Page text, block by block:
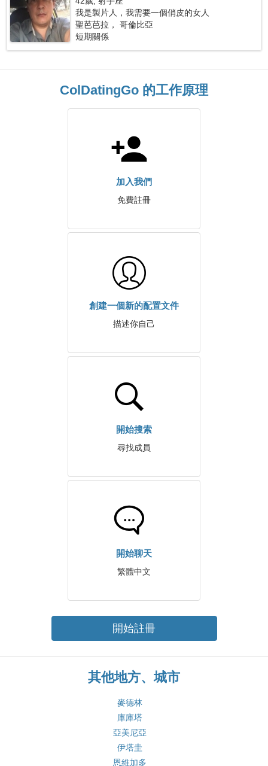
我是製片人，我需要一個俏皮的女人
聖芭芭拉， 哥倫比亞
短期關係
ColDatingGo 的工作原理
加入我們
免費註冊
創建一個新的配置文件
描述你自己
開始搜索
尋找成員
開始聊天
繁體中文
開始註冊
其他地方、城市
麥德林
庫庫塔
亞美尼亞
伊塔圭
恩維加多